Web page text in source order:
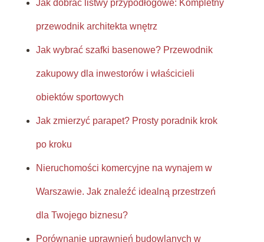
Jak dobrać listwy przypodłogowe: Kompletny
przewodnik architekta wnętrz
Jak wybrać szafki basenowe? Przewodnik
zakupowy dla inwestorów i właścicieli
obiektów sportowych
Jak zmierzyć parapet? Prosty poradnik krok
po kroku
Nieruchomości komercyjne na wynajem w
Warszawie. Jak znaleźć idealną przestrzeń
dla Twojego biznesu?
Porównanie uprawnień budowlanych w